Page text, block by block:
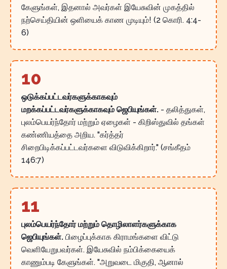
கேளுங்கள், இதனால் அவர்கள் இயேசுவின் முகத்தில்
நற்செய்தியின் ஒளியைக் காண முடியும்! (2 கொரி. 4:4-
6)
10
ஒடுக்கப்பட்டவர்களுக்காகவும்
மறக்கப்பட்டவர்களுக்காகவும் ஜெபியுங்கள். - தலித்துகள்,
புலம்பெயர்ந்தோர் மற்றும் ஏழைகள் - கிறிஸ்துவில் தங்கள்
கண்ணியத்தை அறிய. "கர்த்தர்
சிறைபிடிக்கப்பட்டவர்களை விடுவிக்கிறார்." (சங்கீதம்
146:7)
11
புலம்பெயர்ந்தோர் மற்றும் தொழிலாளர்களுக்காக
ஜெபியுங்கள். பிழைப்புக்காக கிராமங்களை விட்டு
வெளியேறுபவர்கள். இயேசுவில் நம்பிக்கையைக்
காணும்படி கேளுங்கள். "அறுவடை மிகுதி, ஆனால்